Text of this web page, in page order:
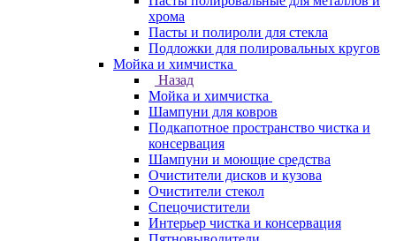
хрома
Пасты и полироли для стекла
Подложки для полировальных кругов
Мойка и химчистка
Назад
Мойка и химчистка
Шампуни для ковров
Подкапотное пространство чистка и
консервация
Шампуни и моющие средства
Очистители дисков и кузова
Очистители стекол
Спецочистители
Интерьер чистка и консервация